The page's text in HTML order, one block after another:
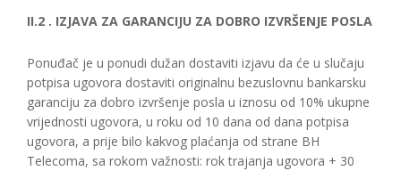
II.2 . IZJAVA ZA GARANCIJU ZA DOBRO IZVRŠENJE POSLA
Ponuđač je u ponudi dužan dostaviti izjavu da će u slučaju
potpisa ugovora dostaviti originalnu bezuslovnu bankarsku
garanciju za dobro izvršenje posla u iznosu od 10% ukupne
vrijednosti ugovora, u roku od 10 dana od dana potpisa
ugovora, a prije bilo kakvog plaćanja od strane BH
Telecoma, sa rokom važnosti: rok trajanja ugovora + 30